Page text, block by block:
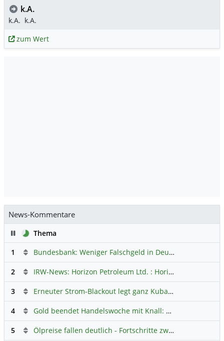
k.A.
k.A. k.A.
zum Wert
News-Kommentare
PauseThema
1
Bundesbank: Weniger Falschgeld in Deutschland
2 IRW-News: Horizon Petroleum Ltd. : Horizon Petroleum beginnt mit der Testförderung im Projekt Lachowice in Polen und schließt die Platzierung einer überzeichneten Wandelanleihe ab
3 Erneuter Strom-Blackout legt ganz Kuba lahm
4 Gold beendet Handelswoche mit Knall: Barrick Mining – Ist diese Aktie wieder ein Kauf?
5 Ölpreise fallen deutlich - Fortschritte zwischen USA und Iran belasten